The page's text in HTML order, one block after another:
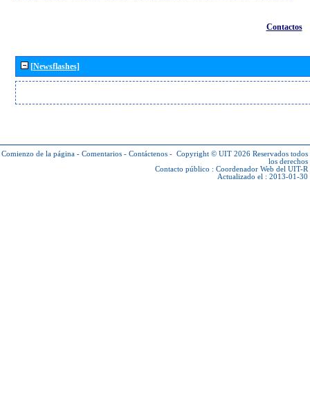
Contactos
[Newsflashes]
Comienzo de la página - Comentarios - Contáctenos - Copyright © UIT 2026 Reservados todos
los derechos
Contacto público : Coordenador Web del UIT-R
Actualizado el : 2013-01-30